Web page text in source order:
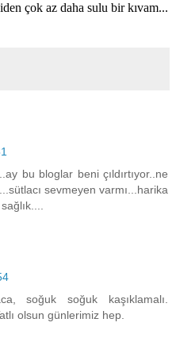
çok az daha sulu bir kıvam...
bu bloglar beni çıldırtıyor..ne
sevmeyen varmı...harika
soğuk soğuk kaşıklamalı.
olsun günlerimiz hep.